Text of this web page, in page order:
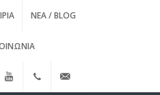
ΝΈΑ / BLOG